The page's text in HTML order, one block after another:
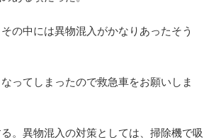
の中には異物混入がかなりあったそう
ってしまったので救急車をお願いしま
。異物混入の対策としては、掃除機で吸